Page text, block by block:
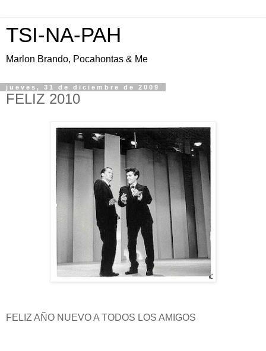
TSI-NA-PAH
Marlon Brando, Pocahontas & Me
jueves, 31 de diciembre de 2009
FELIZ 2010
FELIZ AÑO NUEVO A TODOS LOS AMIGOS